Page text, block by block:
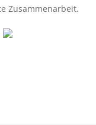
Zusammenarbeit.